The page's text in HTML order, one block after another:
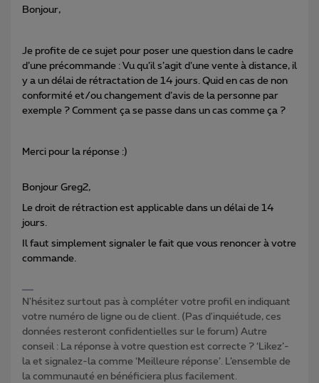
Bonjour,
Je profite de ce sujet pour poser une question dans le cadre
d’une précommande : Vu qu’il s’agit d’une vente à distance, il
y a un délai de rétractation de 14 jours. Quid en cas de non
conformité et/ou changement d’avis de la personne par
exemple ? Comment ça se passe dans un cas comme ça ?
Merci pour la réponse :)
Bonjour Greg2,
Le droit de rétraction est applicable dans un délai de 14
jours.
Il faut simplement signaler le fait que vous renoncer à votre
commande.
N'hésitez surtout pas à compléter votre profil en indiquant
votre numéro de ligne ou de client. (Pas d'inquiétude, ces
données resteront confidentielles sur le forum) Autre
conseil : La réponse à votre question est correcte ? ‘Likez’-
la et signalez-la comme ‘Meilleure réponse’. L’ensemble de
la communauté en bénéficiera plus facilement.